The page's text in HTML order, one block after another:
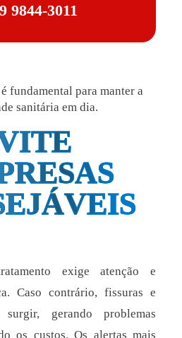
9844-3011
fundamental para manter a
sanitária em dia.
exige atenção e
Caso contrário, fissuras e
surgir, gerando problemas
os custos. Os alertas mais